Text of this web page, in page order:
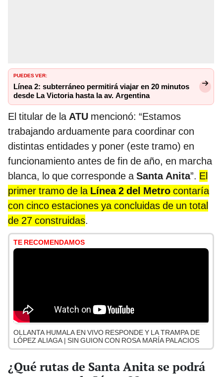
PUEDES VER:
Línea 2: subterráneo permitirá viajar en 20 minutos
desde La Victoria hasta la av. Argentina
El titular de laATU mencionó: “Estamos
trabajando arduamente para coordinar con
distintas entidades y poner (este tramo) en
funcionamiento antes de fin de año, en marcha
blanca, lo que corresponde aSanta Anita”. El
primer tramo de la Línea 2 del Metro contaría
con cinco estaciones ya concluidas de un total
de 27 construidas.
TE RECOMENDAMOS
OLLANTA HUMALA EN VIVO RESPONDE Y LA TRAMPA DE
LÓPEZ ALIAGA | SIN GUION CON ROSA MARÍA PALACIOS
¿Qué rutas de Santa Anita se podrá